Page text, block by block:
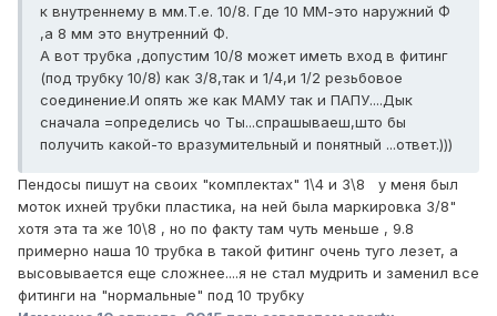
к внутреннему в мм.Т.е. 10/8. Где 10 ММ-это наружний Ф
,а 8 мм это внутренний Ф.
А вот трубка ,допустим 10/8 может иметь вход в фитинг
(под трубку 10/8) как 3/8,так и 1/4,и 1/2 резьбовое
соединение.И опять же как МАМУ так и ПАПУ....Дык
сначала =определись чо Ты...спрашываеш,што бы
получить какой-то вразумительный и понятный ...ответ.)))
Пендосы пишут на своих "комплектах" 1\4 и 3\8 у меня был
моток ихней трубки пластика, на ней была маркировка 3/8"
хотя эта та же 10\8 , но по факту там чуть меньше , 9.8
примерно наша 10 трубка в такой фитинг очень туго лезет, а
высовывается еще сложнее....я не стал мудрить и заменил все
фитинги на "нормальные" под 10 трубку